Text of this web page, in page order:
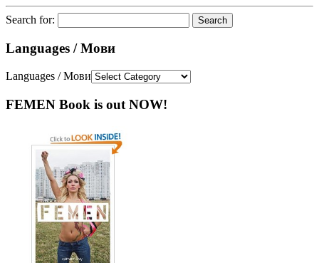
Search for:
Languages / Мови
Languages / Мови
FEMEN Book is out NOW!